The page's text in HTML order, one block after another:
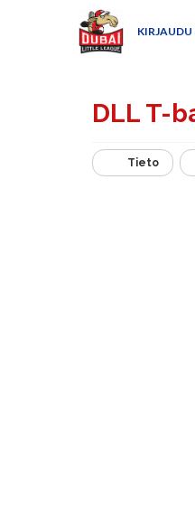
KIRJAUDU
DLL T-
Tieto